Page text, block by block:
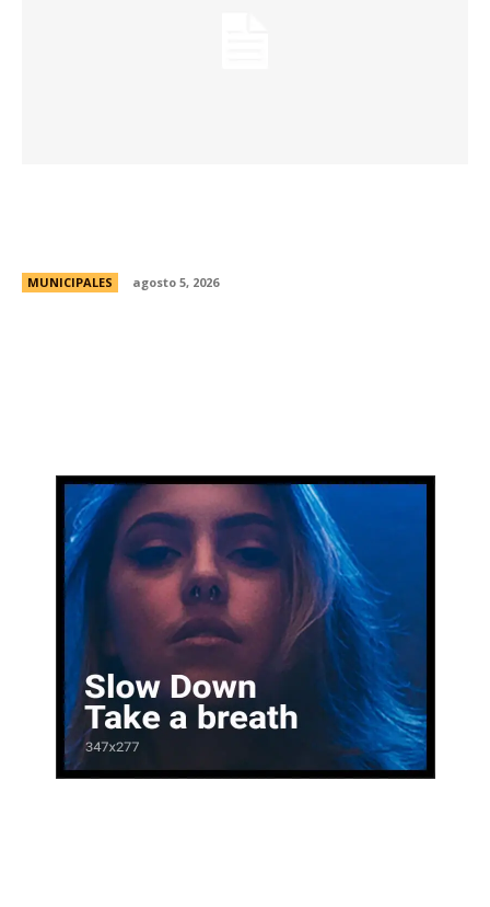
MUNICIPALES agosto 5, 2026